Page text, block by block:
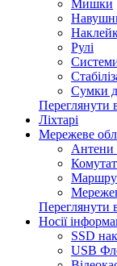
Мишки
Рулі
Сумки
Переглянути
Ліхтарі
Мережеве
Антени
Переглянути
Носії
SSD
USB